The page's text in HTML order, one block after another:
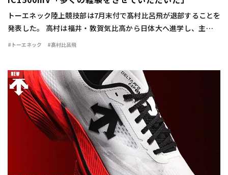
トーエネック陸上競技部は7月末付で髙村比呂飛が退部することを
発表した。 高村は福井・敦賀気比高から日体大へ進学し、主に中
距離で活躍。1500mで2年時に3分42秒76をマークすると、3、4年
#トーエネック #髙村比呂飛